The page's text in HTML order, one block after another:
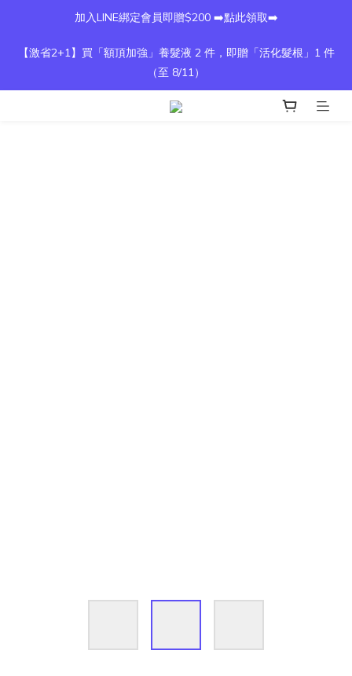
加入LINE綁定會員即贈$200 ➡️點此領取➡️
【激省2+1】買「額頂加強」養髮液 2 件，即贈「活化髮根」1 件
（至 8/11）